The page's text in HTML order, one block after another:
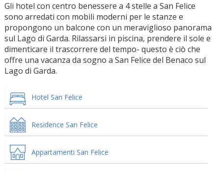
Gli hotel con centro benessere a 4 stelle a San Felice
sono arredati con mobili moderni per le stanze e
propongono un balcone con un meraviglioso panorama
sul Lago di Garda. Rilassarsi in piscina, prendere il sole e
dimenticare il trascorrere del tempo- questo è ciò che
offre una vacanza da sogno a San Felice del Benaco sul
Lago di Garda.
Hotel San Felice
Residence San Felice
Appartamenti San Felice